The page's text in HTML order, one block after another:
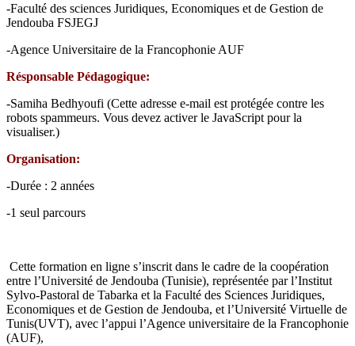
-Faculté des sciences Juridiques, Economiques et de Gestion de
Jendouba FSJEGJ
-Agence Universitaire de la Francophonie AUF
Résponsable Pédagogique:
-Samiha Bedhyoufi (Cette adresse e-mail est protégée contre les
robots spammeurs. Vous devez activer le JavaScript pour la
visualiser.)
Organisation:
-Durée : 2 années
-1 seul parcours
Cette formation en ligne s’inscrit dans le cadre de la coopération
entre l’Université de Jendouba (Tunisie), représentée par l’Institut
Sylvo-Pastoral de Tabarka et la Faculté des Sciences Juridiques,
Economiques et de Gestion de Jendouba, et l’Université Virtuelle de
Tunis(UVT), avec l’appui l’Agence universitaire de la Francophonie
(AUF),